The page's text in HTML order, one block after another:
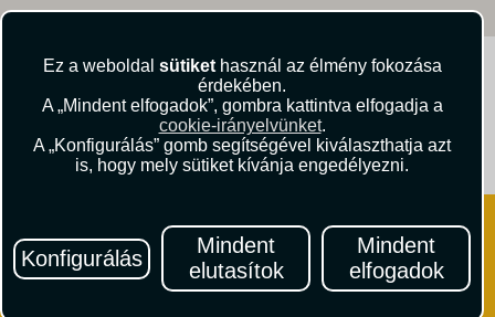
Ez a weboldal sütikethasznál az élmény fokozása
érdekében.
A „Mindent elfogadok”, gombra kattintva elfogadja a
cookie-irányelvünket.
A „Konfigurálás” gomb segítségével kiválaszthatja azt
is, hogy mely sütiket kívánja engedélyezni.
Konfigurálás
Mindent
elutasítok
Mindent
elfogadok
Útikritika.hu Vista Magazin